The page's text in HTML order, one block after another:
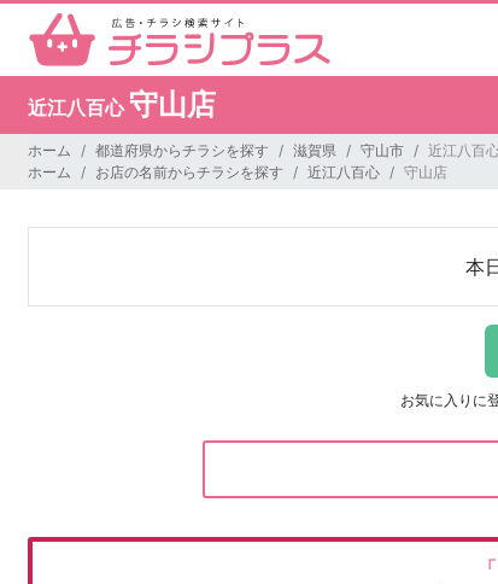
近江八百心 守山店
ホーム 都道府県からチラシを探す 滋賀県 守山市
近江八百
ホーム
お店の名前からチラシを探す 近江八百心 守山店
本
お気に入りに
「